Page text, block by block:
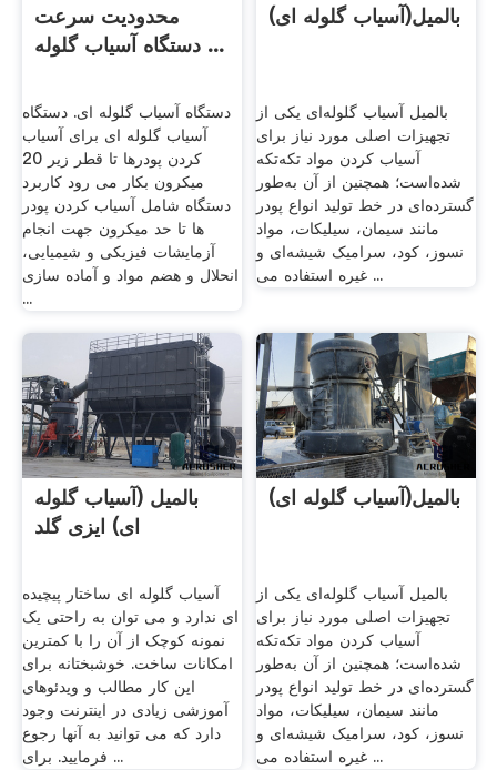
محدودیت سرعت
دستگاه آسیاب گلوله ...
دستگاه آسیاب گلوله ای. دستگاه
آسیاب گلوله ای برای آسیاب
کردن پودرها تا قطر زیر 20
میکرون بکار می رود کاربرد
دستگاه شامل آسیاب کردن پودر
ها تا حد میکرون جهت انجام
آزمایشات فیزیکی و شیمیایی،
انحلال و هضم مواد و آماده سازی
...
بالمیل(آسیاب گلوله ای)
بالمیل آسیاب گلوله‌ای یکی از
تجهیزات اصلی مورد نیاز برای
آسیاب کردن مواد تکه‌تکه
شده‌است؛ همچنین از آن به‌طور
گسترده‌ای در خط تولید انواع پودر
مانند سیمان، سیلیکات، مواد
نسوز، کود، سرامیک شیشه‌ای و
غیره استفاده می ...
بالمیل (آسیاب گلوله
ای) ایزی گلد
آسیاب گلوله ای ساختار پیچیده
ای ندارد و می توان به راحتی یک
نمونه کوچک از آن را با کمترین
امکانات ساخت. خوشبختانه برای
این کار مطالب و ویدئوهای
آموزشی زیادی در اینترنت وجود
دارد که می توانید به آنها رجوع
فرمایید. برای ...
بالمیل(آسیاب گلوله ای)
بالمیل آسیاب گلوله‌ای یکی از
تجهیزات اصلی مورد نیاز برای
آسیاب کردن مواد تکه‌تکه
شده‌است؛ همچنین از آن به‌طور
گسترده‌ای در خط تولید انواع پودر
مانند سیمان، سیلیکات، مواد
نسوز، کود، سرامیک شیشه‌ای و
غیره استفاده می ...